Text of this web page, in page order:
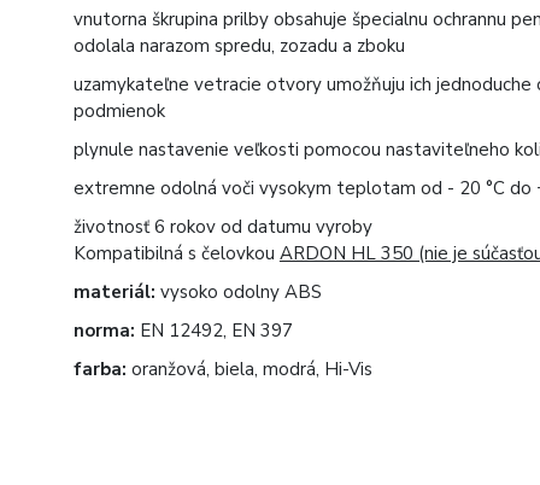
vnutorna škrupina prilby obsahuje špecialnu ochrannu
odolala narazom spredu, zozadu a zboku
uzamykateľne vetracie otvory umožňuju ich
podmienok
plynule nastavenie veľkosti pomocou nastaviteľneho
extremne odolná voči vysokym teplotam od - 20 °C do
životnosť 6 rokov od datumu vyroby
Kompatibilná s čelovkou ARDON HL 350 (nie je
materiál: vysoko odolny ABS
norma: EN 12492, EN 397
farba: oranžová, biela, modrá, Hi-Vis